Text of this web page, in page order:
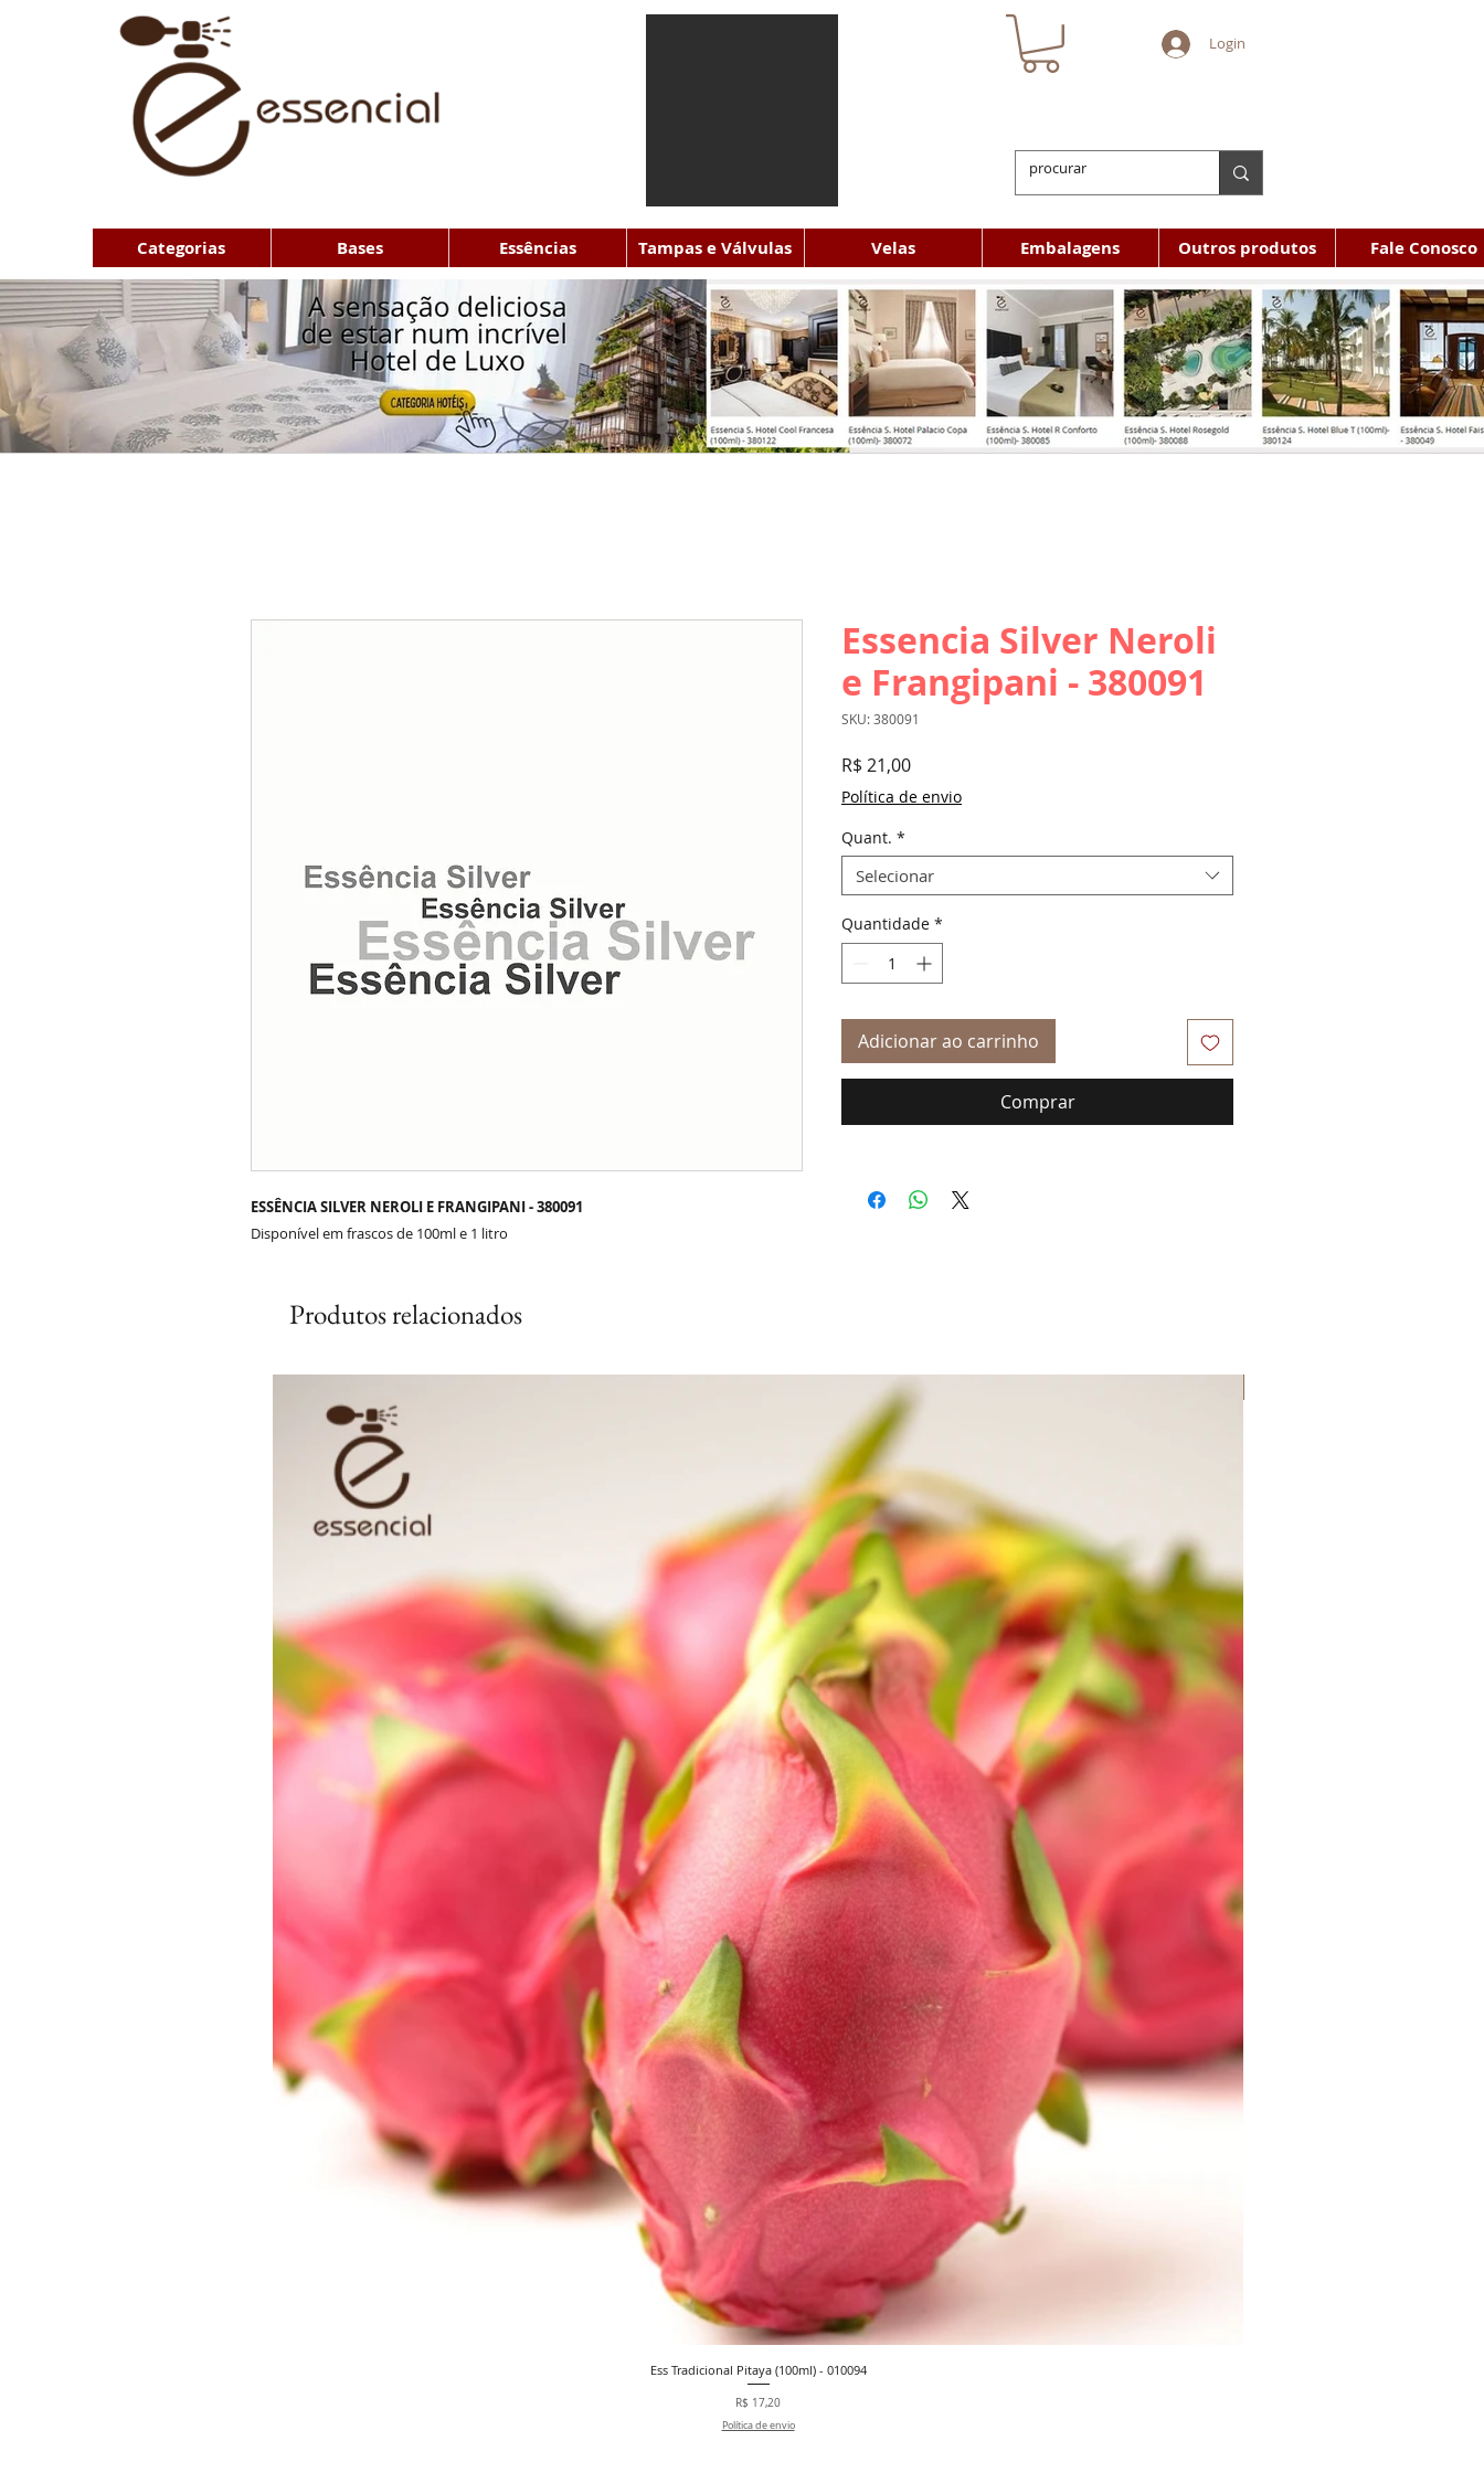
Login
Categorias Bases Essências Tampas e Válvulas Velas Embalagens Outros produtos Fale Conosco
ESSÊNCIA SILVER NEROLI E FRANGIPANI - 380091
Disponível em frascos de 100ml e 1 litro
Essencia Silver Neroli
e Frangipani - 380091
SKU: 380091
R$ 21,00Preço
Política de envio
Quant. *
Selecionar
Quantidade *
Adicionar ao carrinho
Comprar
Produtos relacionados
Visualização rápida
Ess Tradicional Pitaya (100ml) - 010094
Preço
R$ 17,20
Política de envio